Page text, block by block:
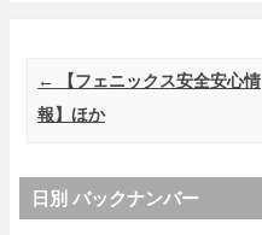
Post navigation
←
【フェニックス安全安心情
報】ほか
日別 バックナンバー